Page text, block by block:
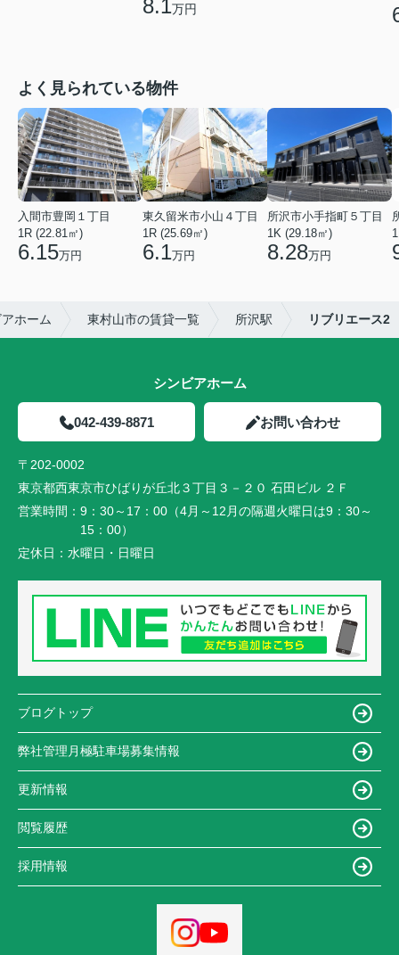
8.1万円
よく見られている物件
入間市豊岡１丁目
1R (22.81㎡)
6.15万円
東久留米市小山４丁目
1R (25.69㎡)
6.1万円
所沢市小手指町５丁目
1K (29.18㎡)
8.28万円
ホーム 東村山市の賃貸一覧 所沢駅 リブリエース2
シンビアホーム
042-439-8871 お問い合わせ
〒202-0002
東京都西東京市ひばりが丘北３丁目３－２０ 石田ビル ２Ｆ
営業時間： 9：30～17：00（4月～12月の隔週火曜日は9：30～
15：00）
定休日： 水曜日・日曜日
ブログトップ
弊社管理月極駐車場募集情報
更新情報
閲覧履歴
採用情報